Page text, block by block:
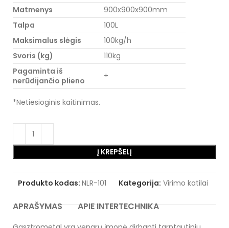
Matmenys
900x900x900mm
Talpa
100L
Maksimalus slėgis
100kg/h
Svoris (kg)
110kg
Pagaminta iš
nerūdijančio plieno
+
*Netiesioginis kaitinimas.
Į KREPŠELĮ
Produkto kodas: NLR-101 Kategorija: Virimo katilai
APRAŠYMAS APIE INTERTECHNIKA